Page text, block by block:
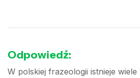
Odpowiedź:
W polskiej frazeologii istnieje